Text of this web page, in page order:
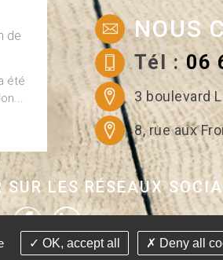
de
été
NOUS
Tél :06
3 boulevard
8, rue aux
SUR LES RÉSEAUX
Conception Absolute
OK, accept all Deny all